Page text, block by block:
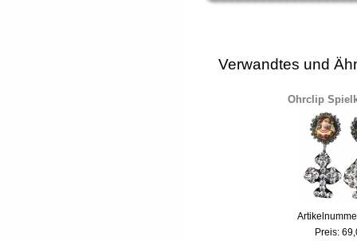
Verwandtes und
Ohrclip
Preis: